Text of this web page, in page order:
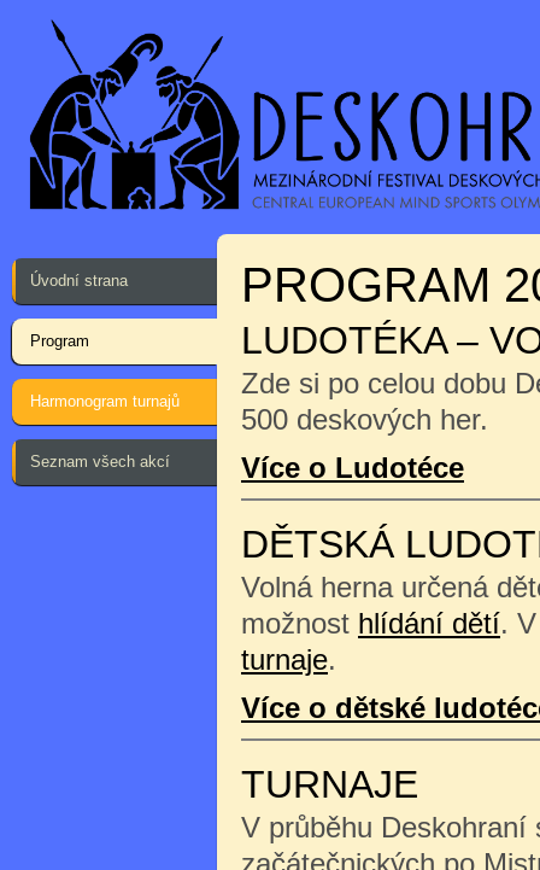
Úvodní strana
Program
Harmonogram turnajů
Seznam všech akcí
PROGRAM
LUDOTÉKA –
Zde si po celou dobu
500 deskových her.
Více o Ludotéce
DĚTSKÁ
Volná herna určená
možnost hlídání dětí.
turnaje.
Více o dětské
TURNAJE
V průběhu Deskohraní
začátečnických po